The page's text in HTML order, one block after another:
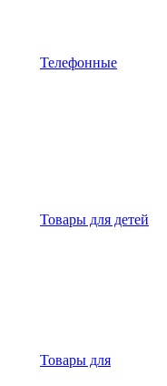
Телефонные
Товары для детей
Товары для